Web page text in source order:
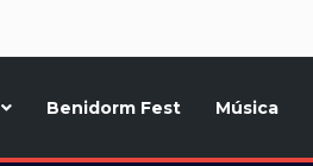
Benidorm Fest Música